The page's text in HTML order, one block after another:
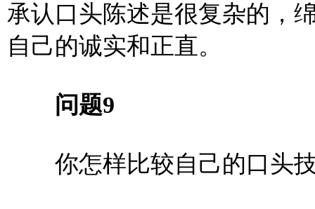
承认口头陈述是很复杂的，
自己的诚实和正直。
问题9
你怎样比较自己的口头技